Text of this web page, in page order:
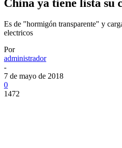
China ya tiene lista su
Es de "hormigón transparente" y
electricos
Por
administrador
-
7 de mayo de 2018
0
1472